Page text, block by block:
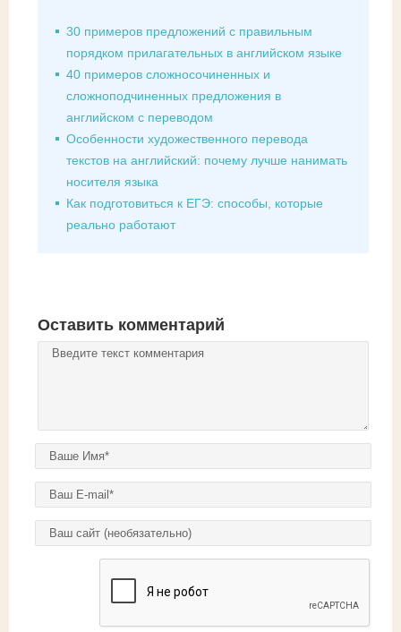
30 примеров предложений с правильным
порядком прилагательных в английском языке
40 примеров сложносочиненных и
сложноподчиненных предложения в
английском с переводом
Особенности художественного перевода
текстов на английский: почему лучше нанимать
носителя языка
Как подготовиться к ЕГЭ: способы, которые
реально работают
Оставить комментарий
Комментарий*
Ваше имя*
E-mail *
Домашняя страница